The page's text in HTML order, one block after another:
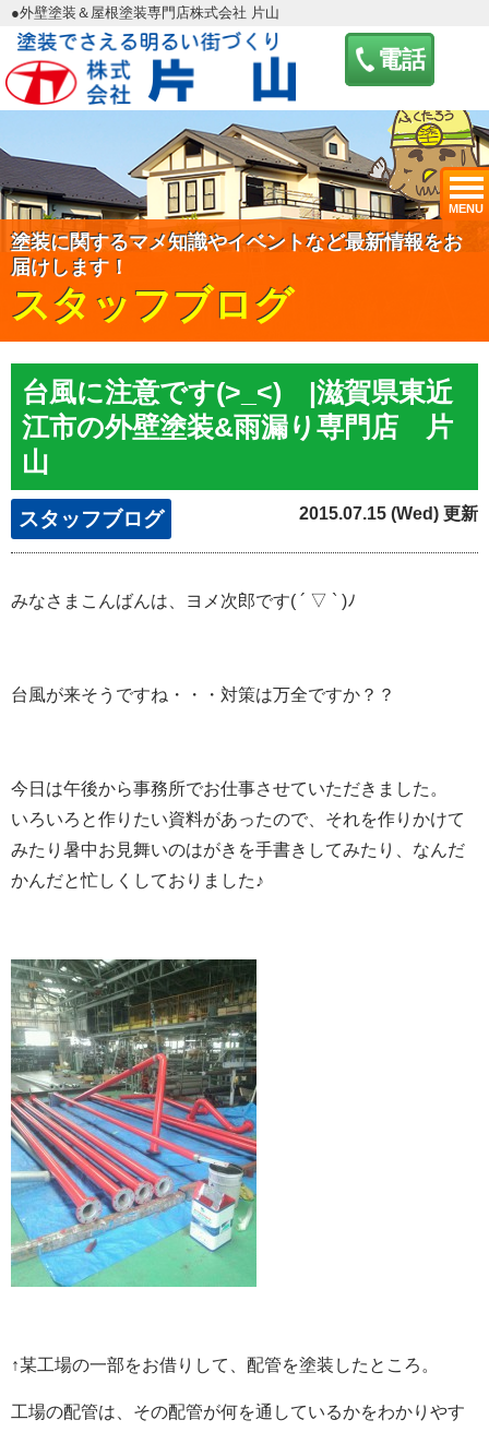
電話
MENU
●外壁塗装＆屋根塗装専門店株式会社 片山
塗装に関するマメ知識やイベントなど最新情報をお
届けします！
スタッフブログ
台風に注意です(>_<) |滋賀県東近
江市の外壁塗装&雨漏り専門店 片
山
スタッフブログ 2015.07.15 (Wed) 更新
みなさまこんばんは、ヨメ次郎です( ´ ▽ ` )ﾉ
台風が来そうですね・・・対策は万全ですか？？
今日は午後から事務所でお仕事させていただきました。
いろいろと作りたい資料があったので、それを作りかけて
みたり暑中お見舞いのはがきを手書きしてみたり、なんだ
かんだと忙しくしておりました♪
↑某工場の一部をお借りして、配管を塗装したところ。
工場の配管は、その配管が何を通しているかをわかりやす